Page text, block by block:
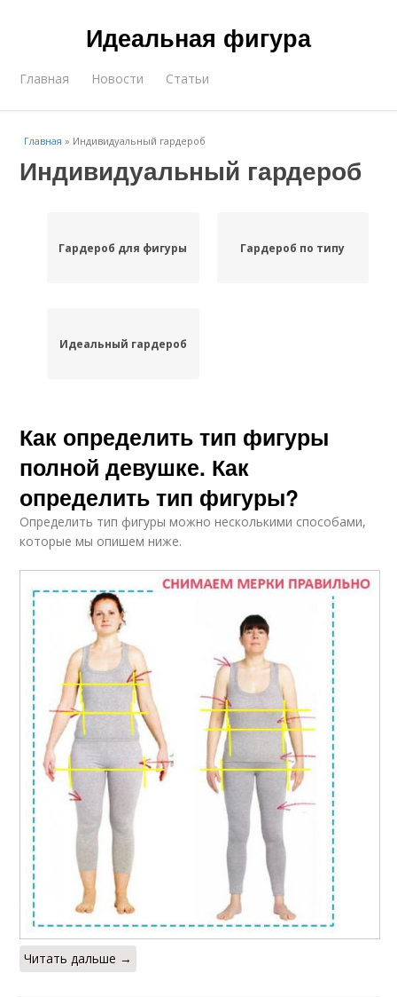
Идеальная фигура
Главная Новости Статьи
Главная » Индивидуальный гардероб
Индивидуальный гардероб
Гардероб для фигуры Гардероб по типу
Идеальный гардероб
Как определить тип фигуры
полной девушке. Как
определить тип фигуры?
Определить тип фигуры можно несколькими способами,
которые мы опишем ниже.
Читать дальше →